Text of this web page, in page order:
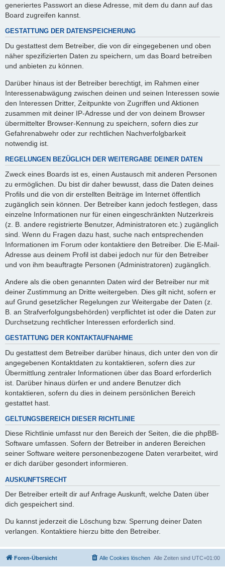
generiertes Passwort an diese Adresse, mit dem du dann auf das
Board zugreifen kannst.
GESTATTUNG DER DATENSPEICHERUNG
Du gestattest dem Betreiber, die von dir eingegebenen und oben
näher spezifizierten Daten zu speichern, um das Board betreiben
und anbieten zu können.
Darüber hinaus ist der Betreiber berechtigt, im Rahmen einer
Interessenabwägung zwischen deinen und seinen Interessen sowie
den Interessen Dritter, Zeitpunkte von Zugriffen und Aktionen
zusammen mit deiner IP-Adresse und der von deinem Browser
übermittelter Browser-Kennung zu speichern, sofern dies zur
Gefahrenabwehr oder zur rechtlichen Nachverfolgbarkeit
notwendig ist.
REGELUNGEN BEZÜGLICH DER WEITERGABE DEINER DATEN
Zweck eines Boards ist es, einen Austausch mit anderen Personen
zu ermöglichen. Du bist dir daher bewusst, dass die Daten deines
Profils und die von dir erstellten Beiträge im Internet öffentlich
zugänglich sein können. Der Betreiber kann jedoch festlegen, dass
einzelne Informationen nur für einen eingeschränkten Nutzerkreis
(z. B. andere registrierte Benutzer, Administratoren etc.) zugänglich
sind. Wenn du Fragen dazu hast, suche nach entsprechenden
Informationen im Forum oder kontaktiere den Betreiber. Die E-Mail-
Adresse aus deinem Profil ist dabei jedoch nur für den Betreiber
und von ihm beauftragte Personen (Administratoren) zugänglich.
Andere als die oben genannten Daten wird der Betreiber nur mit
deiner Zustimmung an Dritte weitergeben. Dies gilt nicht, sofern er
auf Grund gesetzlicher Regelungen zur Weitergabe der Daten (z.
B. an Strafverfolgungsbehörden) verpflichtet ist oder die Daten zur
Durchsetzung rechtlicher Interessen erforderlich sind.
GESTATTUNG DER KONTAKTAUFNAHME
Du gestattest dem Betreiber darüber hinaus, dich unter den von dir
angegebenen Kontaktdaten zu kontaktieren, sofern dies zur
Übermittlung zentraler Informationen über das Board erforderlich
ist. Darüber hinaus dürfen er und andere Benutzer dich
kontaktieren, sofern du dies in deinem persönlichen Bereich
gestattet hast.
GELTUNGSBEREICH DIESER RICHTLINIE
Diese Richtlinie umfasst nur den Bereich der Seiten, die die phpBB-
Software umfassen. Sofern der Betreiber in anderen Bereichen
seiner Software weitere personenbezogene Daten verarbeitet, wird
er dich darüber gesondert informieren.
AUSKUNFTSRECHT
Der Betreiber erteilt dir auf Anfrage Auskunft, welche Daten über
dich gespeichert sind.
Du kannst jederzeit die Löschung bzw. Sperrung deiner Daten
verlangen. Kontaktiere hierzu bitte den Betreiber.
Foren-Übersicht Alle Zeiten sind UTC+01:00
Alle Cookies löschen